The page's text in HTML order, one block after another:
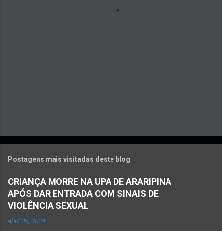
Postagens mais visitadas deste blog
CRIANÇA MORRE NA UPA DE ARARIPINA
APÓS DAR ENTRADA COM SINAIS DE
VIOLÊNCIA SEXUAL
abril 09, 2024